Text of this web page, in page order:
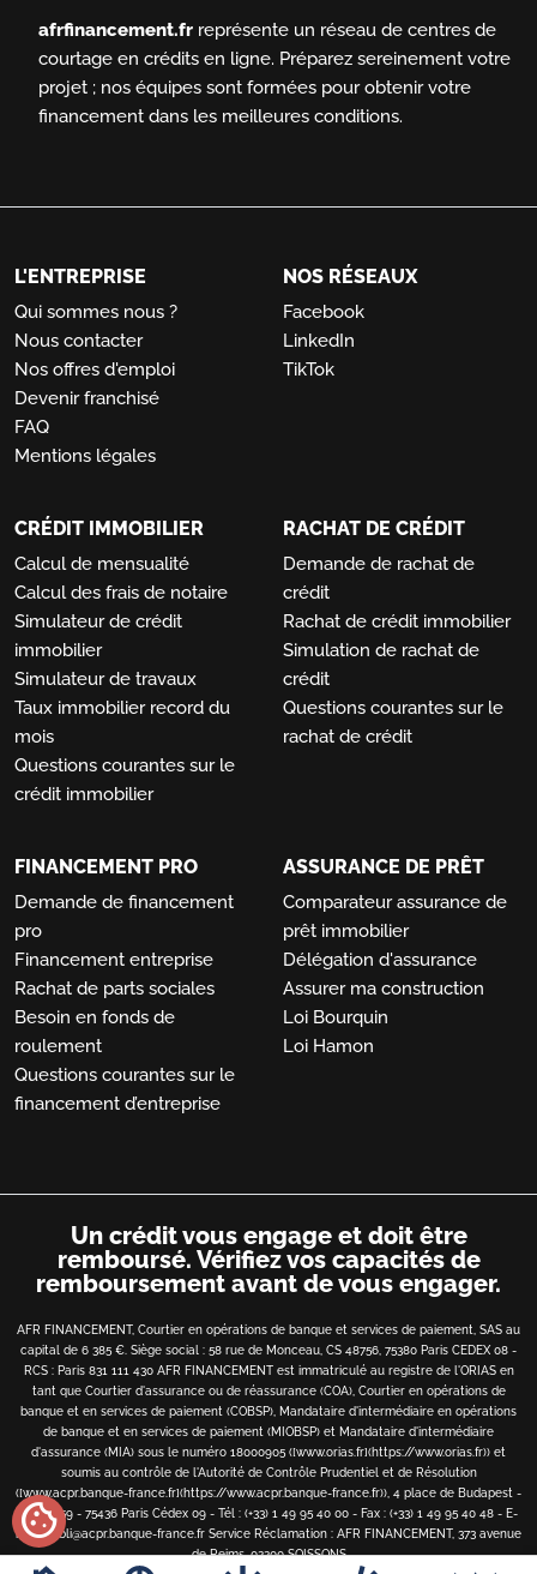
afrfinancement.fr représente un réseau de centres de
courtage en crédits en ligne. Préparez sereinement votre
projet ; nos équipes sont formées pour obtenir votre
financement dans les meilleures conditions.
L'ENTREPRISE
Qui sommes nous ?
Nous contacter
Nos offres d'emploi
Devenir franchisé
FAQ
Mentions légales
NOS RÉSEAUX
Facebook
LinkedIn
TikTok
CRÉDIT IMMOBILIER
Calcul de mensualité
Calcul des frais de notaire
Simulateur de crédit
immobilier
Simulateur de travaux
Taux immobilier record du
mois
Questions courantes sur le
crédit immobilier
RACHAT DE CRÉDIT
Demande de rachat de
crédit
Rachat de crédit immobilier
Simulation de rachat de
crédit
Questions courantes sur le
rachat de crédit
FINANCEMENT PRO
Demande de financement
pro
Financement entreprise
Rachat de parts sociales
Besoin en fonds de
roulement
Questions courantes sur le
financement d’entreprise
ASSURANCE DE PRÊT
Comparateur assurance de
prêt immobilier
Délégation d'assurance
Assurer ma construction
Loi Bourquin
Loi Hamon
Un crédit vous engage et doit être
remboursé. Vérifiez vos capacités de
remboursement avant de vous engager.
AFR FINANCEMENT, Courtier en opérations de banque et services de paiement, SAS au
capital de 6 385 €. Siège social : 58 rue de Monceau, CS 48756, 75380 Paris CEDEX 08 -
RCS : Paris 831 111 430 AFR FINANCEMENT est immatriculé au registre de l'ORIAS en
tant que Courtier d'assurance ou de réassurance (COA), Courtier en opérations de
banque et en services de paiement (COBSP), Mandataire d'intermédiaire en opérations
de banque et en services de paiement (MIOBSP) et Mandataire d'intermédiaire
d'assurance (MIA) sous le numéro 18000905 ([www.orias.fr](https://www.orias.fr)) et
soumis au contrôle de l'Autorité de Contrôle Prudentiel et de Résolution
([www.acpr.banque-france.fr](https://www.acpr.banque-france.fr)), 4 place de Budapest -
CS 92459 - 75436 Paris Cédex 09 - Tél : (+33) 1 49 95 40 00 - Fax : (+33) 1 49 95 40 48 - E-
mail : bibli@acpr.banque-france.fr Service Réclamation : AFR FINANCEMENT, 373 avenue
de Reims, 02200 SOISSONS
cookie